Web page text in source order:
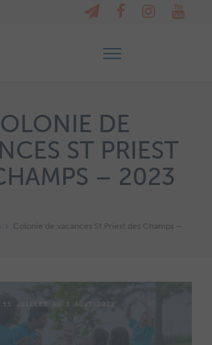
DE
ST PRIEST
– 2023
Colonie de vacances St Priest des Champs –